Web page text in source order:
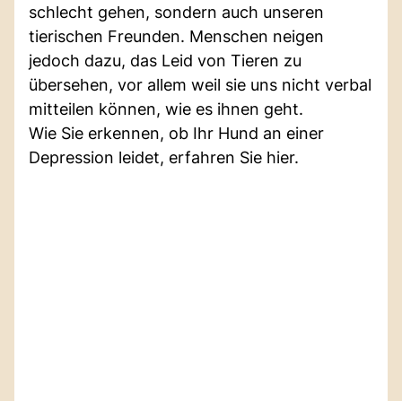
schlecht gehen, sondern auch unseren
tierischen Freunden. Menschen neigen
jedoch dazu, das Leid von Tieren zu
übersehen, vor allem weil sie uns nicht verbal
mitteilen können, wie es ihnen geht.
Wie Sie erkennen, ob Ihr Hund an einer
Depression leidet, erfahren Sie hier.